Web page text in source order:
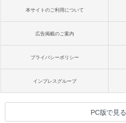
本サイトのご利用について
広告掲載のご案内
プライバシーポリシー
インプレスグループ
PC版で見る